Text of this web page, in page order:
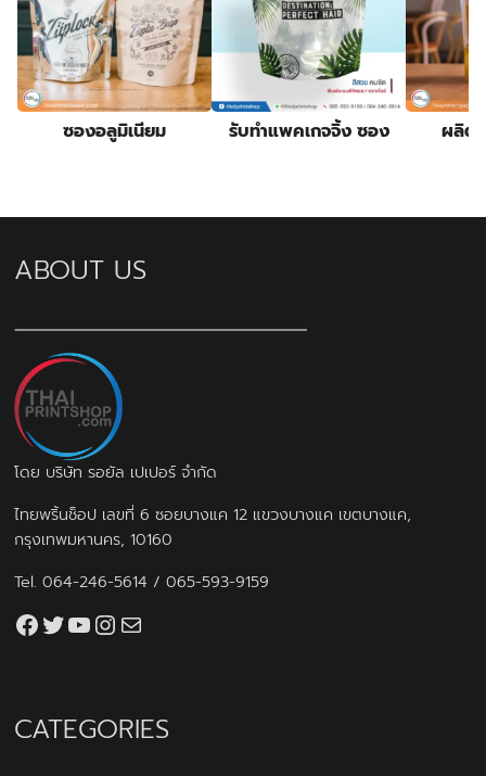
ซองอลูมิเนียม รับทําแพคเกจจิ้ง ซอง ผลิต
ABOUT US
โดย บริษัท รอยัล เปเปอร์ จำกัด
ไทยพริ้นช็อป เลขที่ 6 ซอยบางแค 12 แขวงบางแค เขตบางแค,
กรุงเทพมหานคร, 10160
Tel.064-246-5614 /065-593-9159
Facebook
Twitter
YouTube
Instagram
thaiprintshop.aw@gmail.com
CATEGORIES